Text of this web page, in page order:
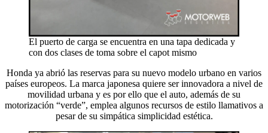
El puerto de carga se encuentra en una tapa dedicada y
con dos clases de toma sobre el capot mismo
Honda ya abrió las reservas para su nuevo modelo urbano en varios
países europeos. La marca japonesa quiere ser innovadora a nivel de
movilidad urbana y es por ello que el auto, además de su
motorización “verde”, emplea algunos recursos de estilo llamativos a
pesar de su simpática simplicidad estética.